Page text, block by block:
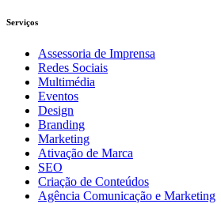
Serviços
Assessoria de Imprensa
Redes Sociais
Multimédia
Eventos
Design
Branding
Marketing
Ativação de Marca
SEO
Criação de Conteúdos
Agência Comunicação e Marketing